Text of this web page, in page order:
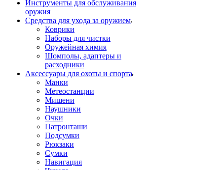
Инструменты для обслуживания
оружия
Средства для ухода за оружием
Коврики
Наборы для чистки
Оружейная химия
Шомполы, адаптеры и
расходники
Аксессуары для охоты и спорта
Манки
Метеостанции
Мишени
Наушники
Очки
Патронташи
Подсумки
Рюкзаки
Сумки
Навигация